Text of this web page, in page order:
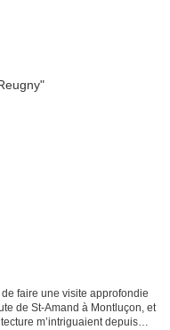
faire une visite approfondie
de St-Amand à Montluçon, et
m’intriguaient depuis